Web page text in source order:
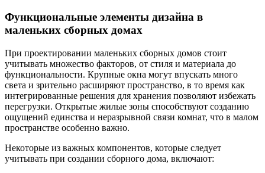
Функциональные элементы дизайна в
маленьких сборных домах
При проектировании маленьких сборных домов стоит
учитывать множество факторов, от стиля и материала до
функциональности. Крупные окна могут впускать много
света и зрительно расширяют пространство, в то время как
интегрированные решения для хранения позволяют избежать
перегрузки. Открытые жилые зоны способствуют созданию
ощущений единства и неразрывной связи комнат, что в малом
пространстве особенно важно.
Некоторые из важных компонентов, которые следует
учитывать при создании сборного дома, включают: